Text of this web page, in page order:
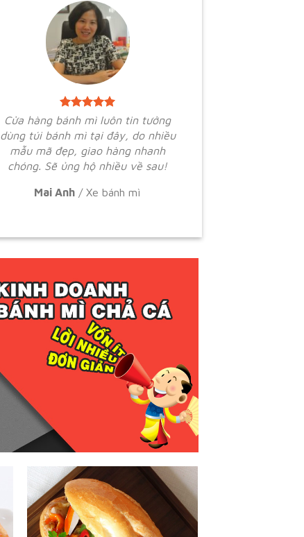
Cửa hàng bánh mì luôn tin tưởng
dùng túi bánh mì tại đây, do nhiều
mẫu mã đẹp, giao hàng nhanh
chóng. Sẽ ủng hộ nhiều về sau!
Mai Anh / Xe bánh mì